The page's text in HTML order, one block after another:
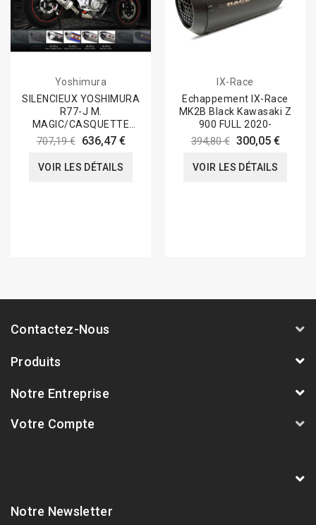
Yoshimura
SILENCIEUX YOSHIMURA
R77-J M.
MAGIC/CASQUETTE
CARBONE POUR SUZUKI
707,19 € 636,47 €
VOIR LES DÉTAILS
IX-Race
Echappement IX-Race
MK2B Black Kawasaki Z
900 FULL 2020-
394,80 € 300,05 €
VOIR LES DÉTAILS
Contactez-Nous
Produits
Notre Entreprise
Votre Compte
Notre Newsletter